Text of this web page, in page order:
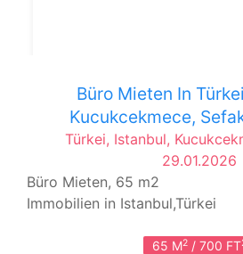
Büro Mieten In
Kucukcekmece,
Türkei, Istanbul,
29.01.2026
Büro Mieten, 65 m2
Immobilien in Istanbul,Türkei
65 M2 / 700 FT